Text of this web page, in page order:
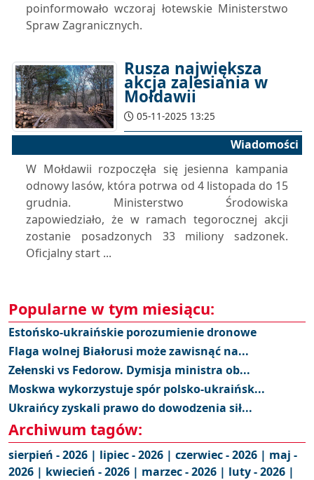
poinformowało wczoraj łotewskie Ministerstwo
Spraw Zagranicznych.
Rusza największa
akcja zalesiania w
Mołdawii
05-11-2025 13:25
Wiadomości
W Mołdawii rozpoczęła się jesienna kampania
odnowy lasów, która potrwa od 4 listopada do 15
grudnia. Ministerstwo Środowiska
zapowiedziało, że w ramach tegorocznej akcji
zostanie posadzonych 33 miliony sadzonek.
Oficjalny start ...
Popularne w tym miesiącu:
Estońsko-ukraińskie porozumienie dronowe
Flaga wolnej Białorusi może zawisnąć na...
Zełenski vs Fedorow. Dymisja ministra ob...
Moskwa wykorzystuje spór polsko-ukraińsk...
Ukraińcy zyskali prawo do dowodzenia sił...
Archiwum tagów:
sierpień - 2026 | lipiec - 2026 | czerwiec - 2026 | maj -
2026 | kwiecień - 2026 | marzec - 2026 | luty - 2026 |